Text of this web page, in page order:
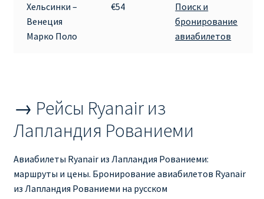
БИЛЕТЫ RYANAIR | ПОИСК ЛУЧШЕЙ ЦЕНЫ |
БРОНИРОВАНИЕ
ДЕШЕВЫЕ АВИАБИЛЕТЫ В БЕРЛИН
ДЕШЕВЫЕ АВИАБИЛЕТЫ В БУХАРЕСТ
ДЕШЕВЫЕ АВИАБИЛЕТЫ В ВАРШАВУ
Хельсинки –
Венеция
Марко Поло
€54
Поиск и
бронирование
авиабилетов
→ Рейсы Ryanair из
Лапландия Рованиеми
Авиабилеты Ryanair из Лапландия Рованиеми:
маршруты и цены. Бронирование авиабилетов Ryanair
из Лапландия Рованиеми на русском